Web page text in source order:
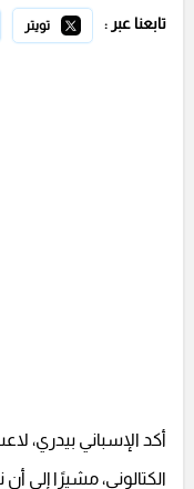
تابعنا عبر : تويتر
أكد الإسباني بيدري،
الكتالوني، مشيرًا إلى